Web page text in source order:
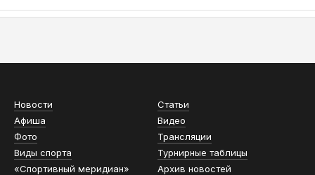
Новости
Статьи
Афиша
Видео
Фото
Трансляции
Виды спорта
Турнирные таблицы
«Спортивный меридиан»
Архив новостей